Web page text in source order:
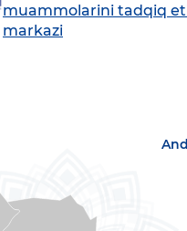
muammolarini tadqiq
markazi